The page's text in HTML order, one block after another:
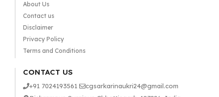
About Us
Contact us
Disclaimer
Privacy Policy
Terms and Conditions
CONTACT US
+91 7024193561
cgsarkarinaukri24@gmail.com